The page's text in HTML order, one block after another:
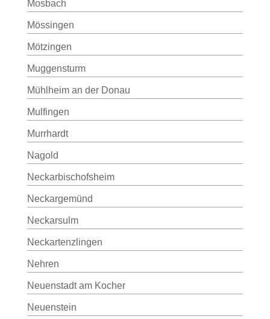
Mosbach
Mössingen
Mötzingen
Muggensturm
Mühlheim an der Donau
Mulfingen
Murrhardt
Nagold
Neckarbischofsheim
Neckargemünd
Neckarsulm
Neckartenzlingen
Nehren
Neuenstadt am Kocher
Neuenstein